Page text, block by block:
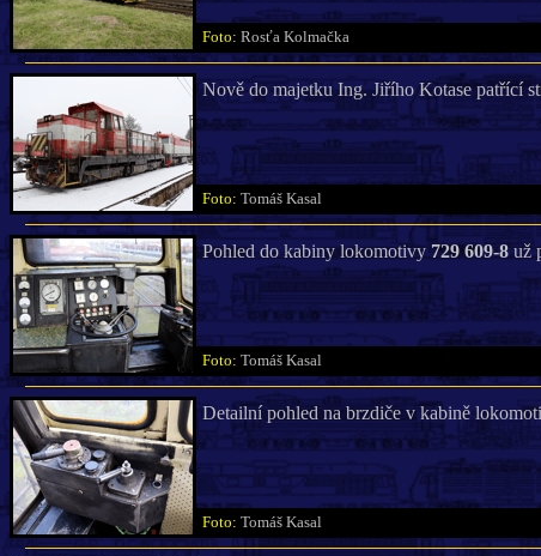
Foto: Rosťa Kolmačka
Nově do majetku Ing. Jiřího Kotase patřící
Foto: Tomáš Kasal
Pohled do kabiny lokomotivy729 609-8už
Foto: Tomáš Kasal
Detailní pohled na brzdiče v kabině
Foto: Tomáš Kasal